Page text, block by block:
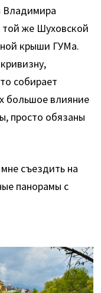
Владимира
той же Шуховской
крыши ГУМа.
собирает
большое влияние
просто обязаны
съездить на
панорамы с